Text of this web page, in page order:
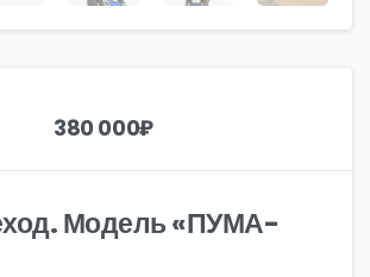
380 000₽
Модель «ПУМА-